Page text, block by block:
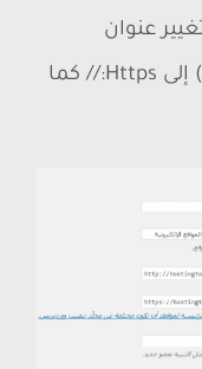
عنوان
الموقع (وليس عنوان ووردبريس) إلى Https:// كما